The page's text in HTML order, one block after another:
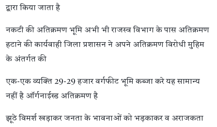
द्वारा किया जाता है
नकटी की अतिक्रमण भूमि अभी भी राजस्व विभाग के पास अतिक्रमण
हटाने की कार्यवाही जिला प्रशासन ने अपने अतिक्रमण विरोधी मुहिम
के अंतर्गत की
एक-एक व्यक्ति 29-29 हजार वर्गफीट भूमि कब्जा करे यह सामान्य
नहीं है ऑर्गनाईस्ड अतिक्रमण है
झूठे विमर्श खड़ाकर जनता के भावनाओं को भड़काकर व अराजकता